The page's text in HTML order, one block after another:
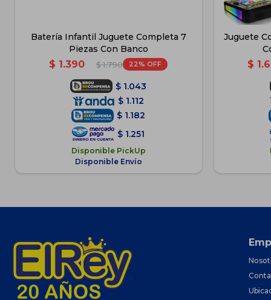
Batería Infantil Juguete Completa 7
Piezas Con Banco
$ 1.390 $ 1.790 22
$ 1.043
$ 1.112
$ 1.182
$ 1.251
Disponible PickUp
Disponible Envío
Juguete
$